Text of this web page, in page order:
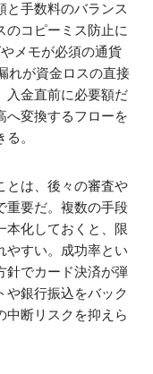
と手数料のバランス
のコピーミス防止に
メモが必須の通貨
れが資金ロスの直接
入金直前に必要額だ
へ変換するフローを
。
とは、後々の審査や
重要だ。複数の手段
本化しておくと、限
やすい。成功率とい
針でカード決済が弾
や銀行振込をバック
中断リスクを抑えら